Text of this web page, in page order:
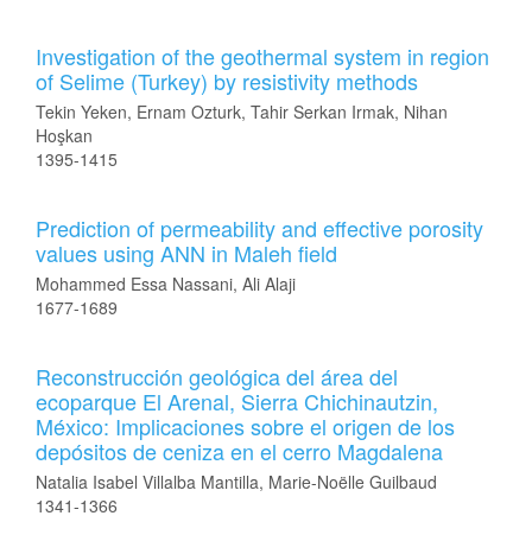
Investigation of the geothermal system in region
of Selime (Turkey) by resistivity methods
Tekin Yeken, Ernam Ozturk, Tahir Serkan Irmak, Nihan
Hoşkan
1395-1415
Prediction of permeability and effective porosity
values using ANN in Maleh field
Mohammed Essa Nassani, Ali Alaji
1677-1689
Reconstrucción geológica del área del
ecoparque El Arenal, Sierra Chichinautzin,
México: Implicaciones sobre el origen de los
depósitos de ceniza en el cerro Magdalena
Natalia Isabel Villalba Mantilla, Marie-Noëlle Guilbaud
1341-1366